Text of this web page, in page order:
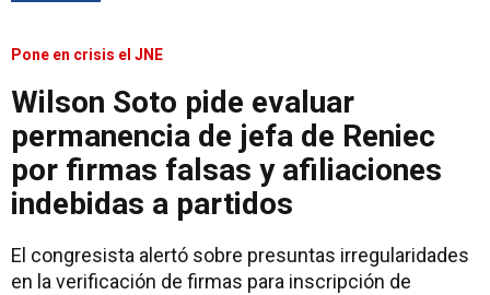
Pone en crisis el JNE
Wilson Soto pide evaluar
permanencia de jefa de Reniec
por firmas falsas y afiliaciones
indebidas a partidos
El congresista alertó sobre presuntas irregularidades
en la verificación de firmas para inscripción de